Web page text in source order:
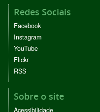
Redes Sociais
Facebook
Instagram
YouTube
Flickr
RSS
Sobre o site